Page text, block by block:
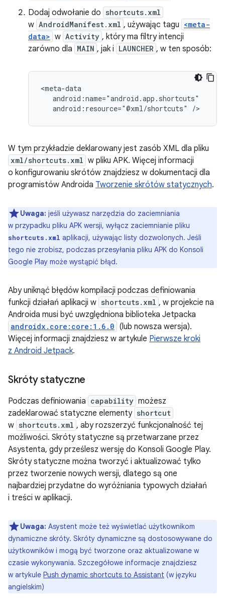
Dodaj odwołanie do shortcuts.xml
w AndroidManifest.xml , używając tagu <meta-
data> w Activity , który ma filtry intencji
zarówno dla MAIN , jak i LAUNCHER , w ten sposób:
android:resource="@xml/shortcuts"
W tym przykładzie deklarowany jest zasób XML dla pliku
xml/shortcuts.xml w pliku APK. Więcej informacji
o konfigurowaniu skrótów znajdziesz w dokumentacji dla
programistów Androida Tworzenie skrótów statycznych.
Uwaga: jeśli używasz narzędzia do zaciemniania
w przypadku pliku APK wersji, wyłącz zaciemnianie pliku
shortcuts.xml aplikacji, używając listy dozwolonych. Jeśli
tego nie zrobisz, podczas przesyłania pliku APK do Konsoli
Google Play może wystąpić błąd.
Aby uniknąć błędów kompilacji podczas definiowania
funkcji działań aplikacji w shortcuts.xml , w projekcie na
Androida musi być uwzględniona biblioteka Jetpacka
androidx.core:core:1.6.0 (lub nowsza wersja).
Więcej informacji znajdziesz w artykule Pierwsze kroki
z Android Jetpack.
Skróty statyczne
Podczas definiowania capability możesz
zadeklarować statyczne elementy shortcut
w shortcuts.xml , aby rozszerzyć funkcjonalność tej
możliwości. Skróty statyczne są przetwarzane przez
Asystenta, gdy prześlesz wersję do Konsoli Google Play.
Skróty statyczne można tworzyć i aktualizować tylko
przez tworzenie nowych wersji, dlatego są one
najbardziej przydatne do wyróżniania typowych działań
i treści w aplikacji.
Uwaga: Asystent może też wyświetlać użytkownikom
dynamiczne skróty. Skróty dynamiczne są dostosowywane do
użytkowników i mogą być tworzone oraz aktualizowane w
czasie wykonywania. Szczegółowe informacje znajdziesz
w artykule Push dynamic shortcuts to Assistant (w języku
angielskim)